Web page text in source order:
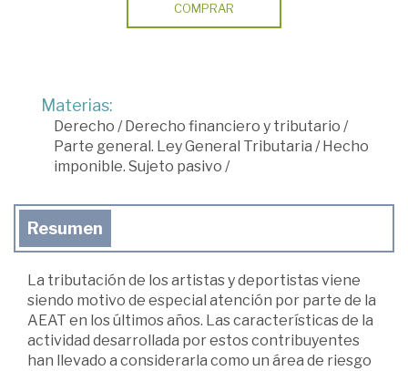
COMPRAR
Materias:
Derecho / Derecho financiero y tributario /
Parte general. Ley General Tributaria / Hecho
imponible. Sujeto pasivo /
Resumen
La tributación de los artistas y deportistas viene
siendo motivo de especial atención por parte de la
AEAT en los últimos años. Las características de la
actividad desarrollada por estos contribuyentes
han llevado a considerarla como un área de riesgo